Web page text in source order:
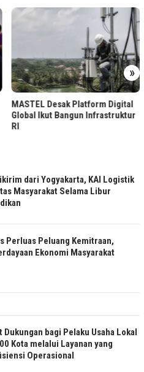
»
MASTEL Desak Platform Digital
Global Ikut Bangun Infrastruktur
RI
dari Yogyakarta, KAI Logistik
Masyarakat Selama Libur
Perluas Peluang Kemitraan,
Ekonomi Masyarakat
Dukungan bagi Pelaku Usaha Lokal
Kota melalui Layanan yang
Operasional